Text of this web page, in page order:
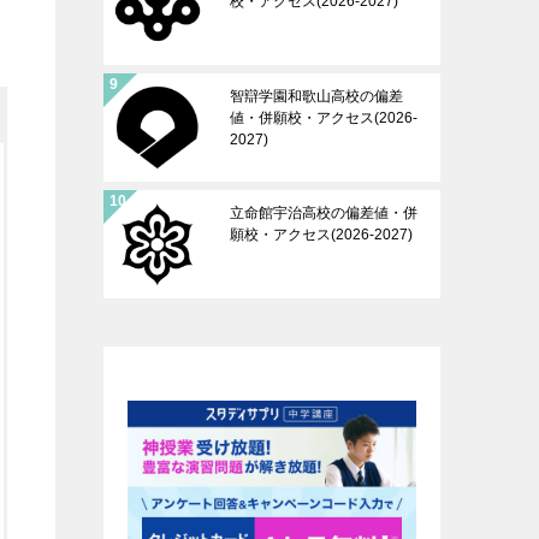
智辯学園和歌山高校の偏差
値・併願校・アクセス(2026-
2027)
立命館宇治高校の偏差値・併
願校・アクセス(2026-2027)